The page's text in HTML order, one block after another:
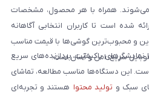
می‌شوند. همراه با هر محصول، مشخصات
شده است تا کاربران انتخابی آگاهانه
و محبوب‌ترین گوشی‌ها با قیمت مناسب
سریع، امن و آسان است.
باکیفیت، پردازنده‌های سریع
این دستگاه‌ها مناسب مطالعه، تماشای
سبک و تولید محتوا هستند و تجربه‌ای